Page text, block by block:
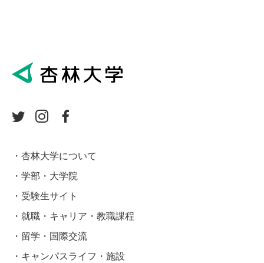
杏林大学について
学部・大学院
受験生サイト
就職・キャリア・教職課程
留学・国際交流
キャンパスライフ・施設